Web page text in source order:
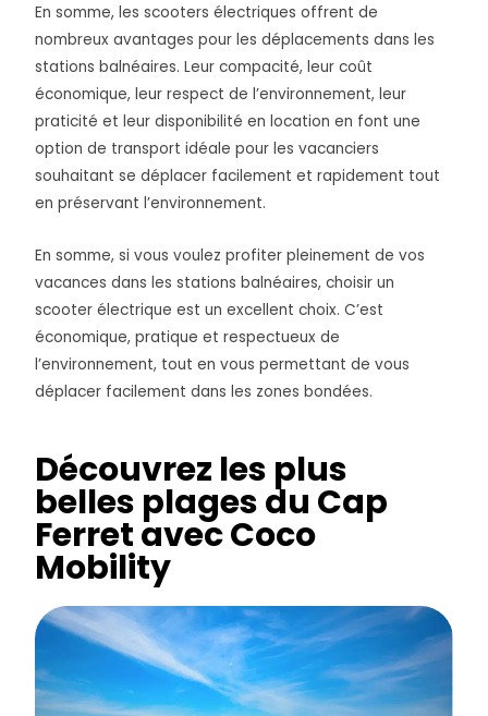
En somme, les scooters électriques offrent de
nombreux avantages pour les déplacements dans les
stations balnéaires. Leur compacité, leur coût
économique, leur respect de l’environnement, leur
praticité et leur disponibilité en location en font une
option de transport idéale pour les vacanciers
souhaitant se déplacer facilement et rapidement tout
en préservant l’environnement.
En somme, si vous voulez profiter pleinement de vos
vacances dans les stations balnéaires, choisir un
scooter électrique est un excellent choix. C’est
économique, pratique et respectueux de
l’environnement, tout en vous permettant de vous
déplacer facilement dans les zones bondées.
Découvrez les plus
belles plages du Cap
Ferret avec Coco
Mobility